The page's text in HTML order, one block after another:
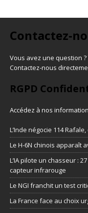
Contactez-
Vous avez une question
Contactez-nous
RGPD
Accédez à nos
L’Inde négocie 114
Le H-6N chinois apparaît
L’IA pilote un chasseur :
capteur infrarouge
Le NGI franchit un test
La France face au choix